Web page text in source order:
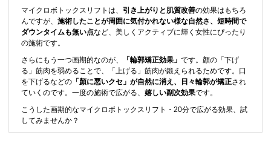
マイクロボトックスリフトは、 引き上がりと肌質改善の効果はもちろ
んですが、 施術したことが周囲に気付かれない様な自然さ、短時間で
ダウンタイムも無い点など、美しくアクティブに輝く女性にぴったり
の施術です。
さらにもう一つ画期的なのが、
「輪郭矯正効果」 です。顏の「下げ
る」筋肉を弱めることで、「上げる」筋肉が鍛えられるためです。口
を下げるなどの「顏に悪いクセ」が自然に消え、日々輪郭が矯正され
ていくのです。一度の施術で広がる、 嬉しい副次効果です。
こうした画期的なマイクロボトックスリフト・20分で広がる効果、試
してみませんか？